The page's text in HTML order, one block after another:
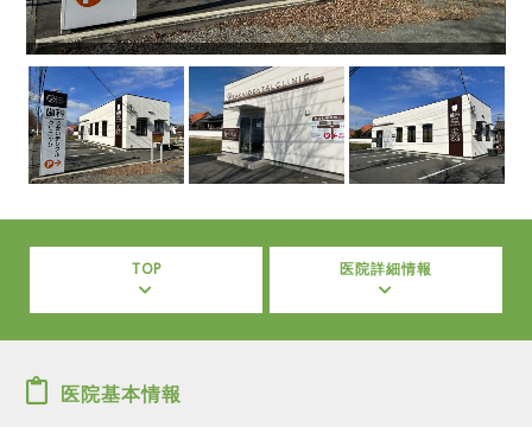
TOP 医院詳細情報
医院基本情報